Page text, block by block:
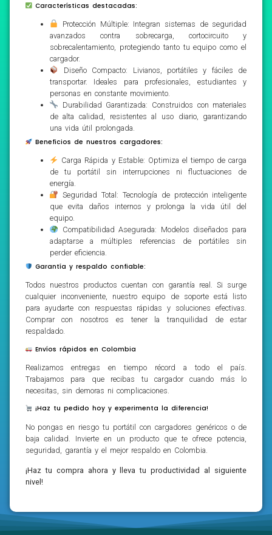
Características destacadas:
Protección Múltiple: Integran sistemas de seguridad
avanzados contra sobrecarga, cortocircuito y
sobrecalentamiento, protegiendo tanto tu equipo como el
cargador.
Diseño Compacto: Livianos, portátiles y fáciles de
transportar. Ideales para profesionales, estudiantes y
personas en constante movimiento.
Durabilidad Garantizada: Construidos con materiales
de alta calidad, resistentes al uso diario, garantizando
una vida útil prolongada.
Beneficios de nuestros cargadores:
Carga Rápida y Estable: Optimiza el tiempo de carga
de tu portátil sin interrupciones ni fluctuaciones de
energía.
Seguridad Total: Tecnología de protección inteligente
que evita daños internos y prolonga la vida útil del
equipo.
Compatibilidad Asegurada: Modelos diseñados para
adaptarse a múltiples referencias de portátiles sin
perder eficiencia.
Garantía y respaldo confiable:
Todos nuestros productos cuentan con garantía real. Si surge
cualquier inconveniente, nuestro equipo de soporte está listo
para ayudarte con respuestas rápidas y soluciones efectivas.
Comprar con nosotros es tener la tranquilidad de estar
respaldado.
Envíos rápidos en Colombia
Realizamos entregas en tiempo récord a todo el país.
Trabajamos para que recibas tu cargador cuando más lo
necesitas, sin demoras ni complicaciones.
¡Haz tu pedido hoy y experimenta la diferencia!
No pongas en riesgo tu portátil con cargadores genéricos o de
baja calidad. Invierte en un producto que te ofrece potencia,
seguridad, garantía y el mejor respaldo en Colombia.
¡Haz tu compra ahora y lleva tu productividad al siguiente
nivel!